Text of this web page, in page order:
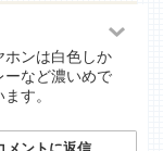
ホンは白色しか
ーなど濃いめで
す。